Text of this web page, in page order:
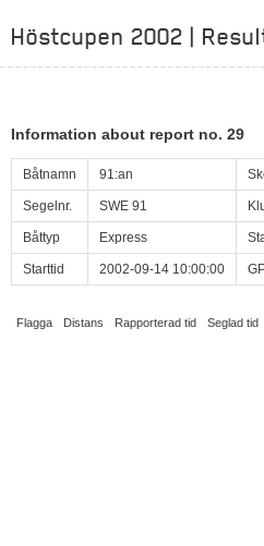
Höstcupen 2002 |
Information about report no. 29
Båtnamn 91:an
Segelnr. SWE 91
Båttyp Express
Starttid 2002-09-14 10:00:00
Flagga Distans Rapporterad tid Seglad tid